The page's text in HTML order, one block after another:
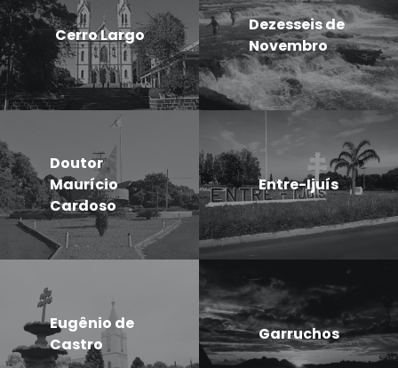
Cerro Largo
Dezesseis de
Novembro
Doutor
Maurício
Cardoso
Entre-Ijuís
Eugênio de
Castro
Garruchos